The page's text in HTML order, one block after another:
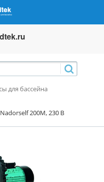
для бассейна
200M, 230 В